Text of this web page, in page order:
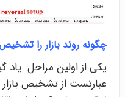
چگونه روند بازار را
یکی از اولین مراحل یاد
عبارتست از تشخیص بازار